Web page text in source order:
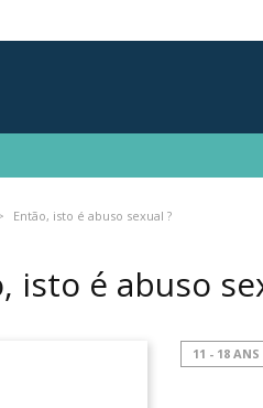
Então, isto é abuso sexual ?
isto é abuso
11 - 18 ANS